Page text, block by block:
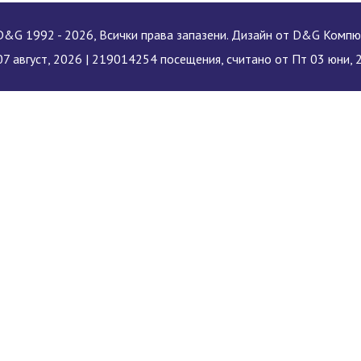
1992 - 2026, Всички права запазени. Дизайн от D&G
август, 2026 | 219014254 посещения, считано от Пт 03 юни,